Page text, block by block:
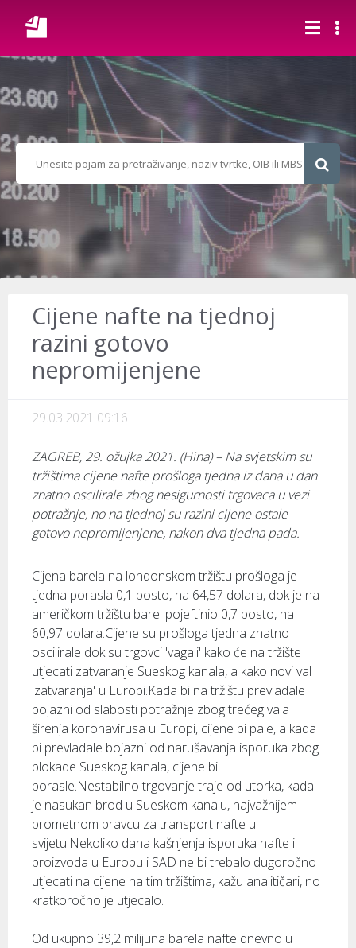
Cijene nafte na tjednoj
razini gotovo
nepromijenjene
29.03.2021 09:16
ZAGREB, 29. ožujka 2021. (Hina) – Na svjetskim su
tržištima cijene nafte prošloga tjedna iz dana u dan
znatno oscilirale zbog nesigurnosti trgovaca u vezi
potražnje, no na tjednoj su razini cijene ostale
gotovo nepromijenjene, nakon dva tjedna pada.
Cijena barela na londonskom tržištu prošloga je
tjedna porasla 0,1 posto, na 64,57 dolara, dok je na
američkom tržištu barel pojeftinio 0,7 posto, na
60,97 dolara.Cijene su prošloga tjedna znatno
oscilirale dok su trgovci 'vagali' kako će na tržište
utjecati zatvaranje Sueskog kanala, a kako novi val
'zatvaranja' u Europi.Kada bi na tržištu prevladale
bojazni od slabosti potražnje zbog trećeg vala
širenja koronavirusa u Europi, cijene bi pale, a kada
bi prevladale bojazni od narušavanja isporuka zbog
blokade Sueskog kanala, cijene bi
porasle.Nestabilno trgovanje traje od utorka, kada
je nasukan brod u Sueskom kanalu, najvažnijem
prometnom pravcu za transport nafte u
svijetu.Nekoliko dana kašnjenja isporuka nafte i
proizvoda u Europu i SAD ne bi trebalo dugoročno
utjecati na cijene na tim tržištima, kažu analitičari, no
kratkoročno je utjecalo.
Od ukupno 39,2 milijuna barela nafte dnevno u